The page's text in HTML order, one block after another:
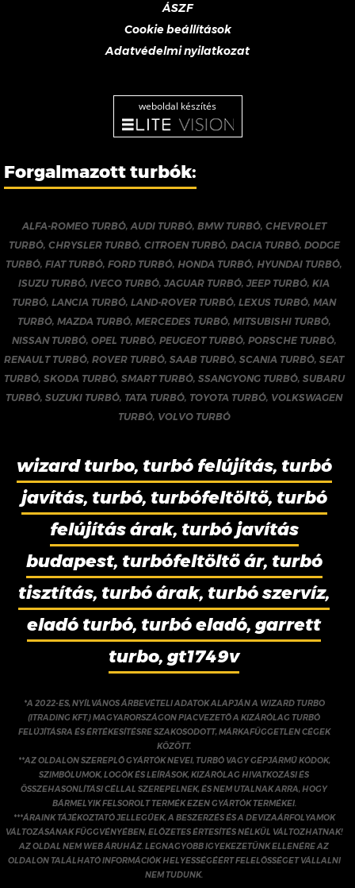
ÁSZF
Cookie beállítások
Adatvédelmi nyilatkozat
weboldal készítés
Forgalmazott turbók:
ALFA-ROMEO TURBÓ,AUDI TURBÓ, BMW TURBÓ, CHEVROLET
TURBÓ, CHRYSLER TURBÓ, CITROEN TURBÓ, DACIA TURBÓ, DODGE
TURBÓ,FIAT TURBÓ,FORD TURBÓ, HONDA TURBÓ, HYUNDAI TURBÓ,
ISUZU TURBÓ,IVECO TURBÓ,JAGUAR TURBÓ,JEEP TURBÓ,KIA
TURBÓ,LANCIA TURBÓ,LAND-ROVER TURBÓ,LEXUS TURBÓ,MAN
TURBÓ, MAZDA TURBÓ, MERCEDES TURBÓ, MITSUBISHI TURBÓ,
NISSAN TURBÓ, OPEL TURBÓ, PEUGEOT TURBÓ, PORSCHE TURBÓ,
RENAULT TURBÓ,ROVER TURBÓ,SAAB TURBÓ,SCANIA TURBÓ,SEAT
TURBÓ, SKODA TURBÓ, SMART TURBÓ, SSANGYONG TURBÓ, SUBARU
TURBÓ,SUZUKI TURBÓ, TATA TURBÓ, TOYOTA TURBÓ, VOLKSWAGEN
TURBÓ, VOLVO TURBÓ
wizard turbo, turbó felújítás, turbó
javítás, turbó, turbófeltöltő, turbó
felújítás árak, turbó javítás
budapest, turbófeltöltő ár, turbó
tisztítás, turbó árak, turbó szervíz,
eladó turbó, turbó eladó, garrett
turbo, gt1749v
*A 2022-ES, NYÍLVÁNOS ÁRBEVÉTELI ADATOK ALAPJÁN A WIZARD TURBO
(ITRADING KFT.) MAGYARORSZÁGON PIACVEZETŐ A KIZÁRÓLAG TURBÓ
FELÚJÍTÁSRA ÉS ÉRTÉKESÍTÉSRE SZAKOSODOTT, MÁRKAFÜGGETLEN CÉGEK
KÖZÖTT.
**AZ OLDALON SZEREPLŐ GYÁRTÓK NEVEI, TURBÓ VAGY GÉPJÁRMŰ KÓDOK,
SZIMBÓLUMOK, LOGÓK ÉS LEÍRÁSOK, KIZÁRÓLAG HIVATKOZÁSI ÉS
ÖSSZEHASONLÍTÁSI CÉLLAL SZEREPELNEK, ÉS NEM UTALNAK ARRA, HOGY
BÁRMELYIK FELSOROLT TERMÉK EZEN GYÁRTÓK TERMÉKEI.
***ÁRAINK TÁJÉKOZTATÓ JELLEGŰEK, A BESZERZÉS ÉS A DEVIZAÁRFOLYAMOK
VÁLTOZÁSÁNAK FÜGGVÉNYÉBEN, ELŐZETES ÉRTESÍTÉS NÉLKÜL VÁLTOZHATNAK!
AZ OLDAL NEM WEB ÁRUHÁZ. LEGNAGYOBB IGYEKEZETÜNK ELLENÉRE AZ
OLDALON TALÁLHATÓ INFORMÁCIÓK HELYESSÉGÉÉRT FELELŐSSÉGET VÁLLALNI
NEM TUDUNK.